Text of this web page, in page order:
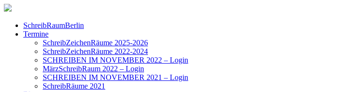
SchreibRaumBerlin
Termine
SchreibZeichenRäume 2025-2026
SchreibZeichenRäume 2022-2024
SCHREIBEN IM NOVEMBER 2022 – Login
MärzSchreibRaum 2022 – Login
SCHREIBEN IM NOVEMBER 2021 – Login
SchreibRäume 2021